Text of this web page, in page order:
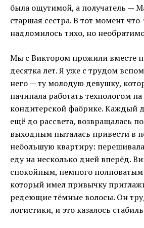
была ощутимой, а получатель —
старшая сестра. В тот момент
надломилось тихо, но
Мы с Виктором прожили вместе
десятка лет. Я уже с трудом
него — ту молодую девушку,
начинала работать технологом
кондитерской фабрике. Каждый
ещё до рассвета, возвращалась
выходным пыталась привести в
небольшую квартиру:
еду на несколько дней вперёд.
спокойным, немного
который имел привычку
редеющие тёмные волосы. Он
логистики, и это казалось